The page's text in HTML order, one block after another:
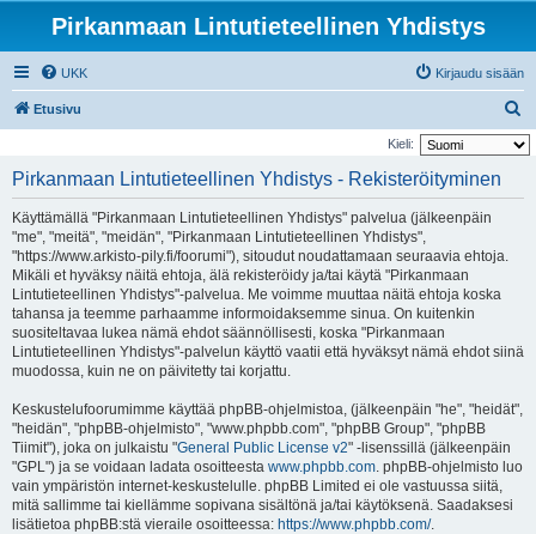
Pirkanmaan Lintutieteellinen Yhdistys
UKK Kirjaudu sisään
Etusivu
t
Kieli:
Pirkanmaan Lintutieteellinen Yhdistys - Rekisteröityminen
Käyttämällä "Pirkanmaan Lintutieteellinen Yhdistys" palvelua (jälkeenpäin
"me", "meitä", "meidän", "Pirkanmaan Lintutieteellinen Yhdistys",
"https://www.arkisto-pily.fi/foorumi"), sitoudut noudattamaan seuraavia ehtoja.
Mikäli et hyväksy näitä ehtoja, älä rekisteröidy ja/tai käytä "Pirkanmaan
Lintutieteellinen Yhdistys"-palvelua. Me voimme muuttaa näitä ehtoja koska
tahansa ja teemme parhaamme informoidaksemme sinua. On kuitenkin
suositeltavaa lukea nämä ehdot säännöllisesti, koska "Pirkanmaan
Lintutieteellinen Yhdistys"-palvelun käyttö vaatii että hyväksyt nämä ehdot siinä
muodossa, kuin ne on päivitetty tai korjattu.
Keskustelufoorumimme käyttää phpBB-ohjelmistoa, (jälkeenpäin "he", "heidät",
"heidän", "phpBB-ohjelmisto", "www.phpbb.com", "phpBB Group", "phpBB
Tiimit"), joka on julkaistu "General Public License v2" -lisenssillä (jälkeenpäin
"GPL") ja se voidaan ladata osoitteesta www.phpbb.com. phpBB-ohjelmisto luo
vain ympäristön internet-keskustelulle. phpBB Limited ei ole vastuussa siitä,
mitä sallimme tai kiellämme sopivana sisältönä ja/tai käytöksenä. Saadaksesi
lisätietoa phpBB:stä vieraile osoitteessa: https://www.phpbb.com/.